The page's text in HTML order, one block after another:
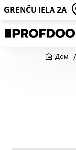
GRENČU IELA 2A